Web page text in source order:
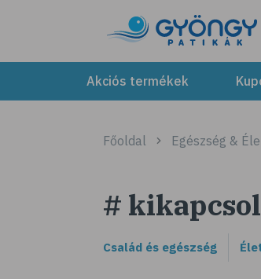
Akciós termékek
Főoldal Egészség &
#
Család és egészség